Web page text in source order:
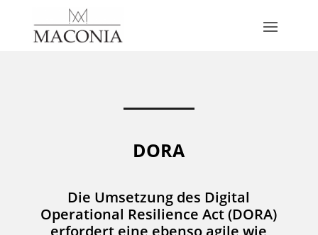
DORA
Die Umsetzung des Digital
Operational Resilience Act (DORA)